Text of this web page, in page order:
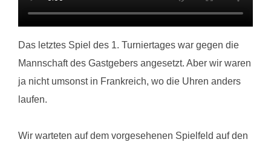
Das letztes Spiel des 1. Turniertages war gegen die
Mannschaft des Gastgebers angesetzt. Aber wir waren
ja nicht umsonst in Frankreich, wo die Uhren anders
laufen.
Wir warteten auf dem vorgesehenen Spielfeld auf den